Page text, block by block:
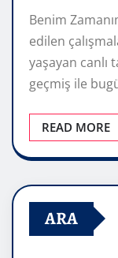
Benim
edilen
yaşayan canlı
geçmiş ile
READ MORE
ARA